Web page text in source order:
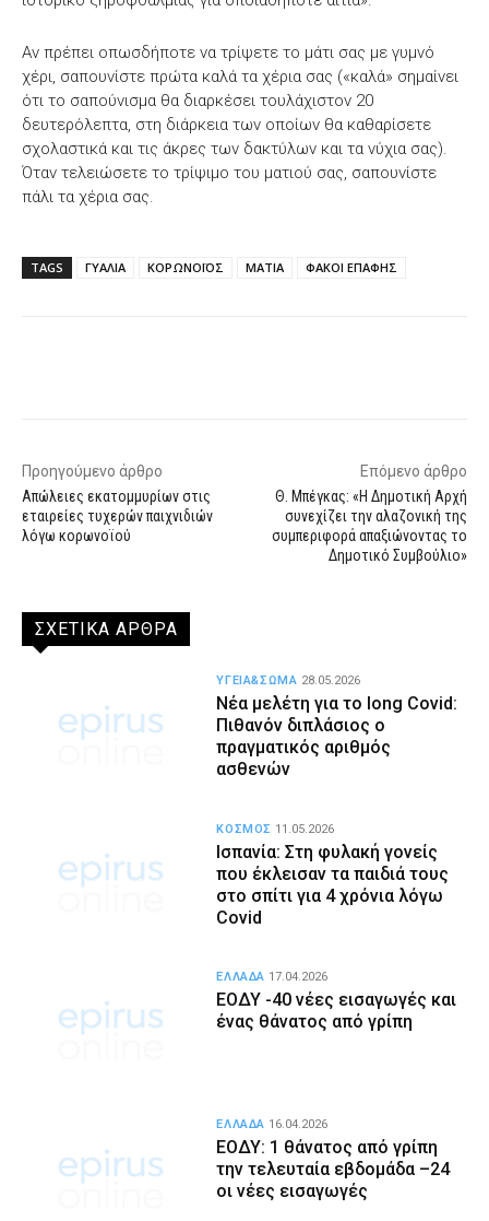
Αν πρέπει οπωσδήποτε να τρίψετε το μάτι σας με γυμνό
χέρι, σαπουνίστε πρώτα καλά τα χέρια σας («καλά» σημαίνει
ότι το σαπούνισμα θα διαρκέσει τουλάχιστον 20
δευτερόλεπτα, στη διάρκεια των οποίων θα καθαρίσετε
σχολαστικά και τις άκρες των δακτύλων και τα νύχια σας).
Όταν τελειώσετε το τρίψιμο του ματιού σας, σαπουνίστε
πάλι τα χέρια σας.
TAGS ΓΥΑΛΙΑ ΚΟΡΩΝΟΪΟΣ ΜΑΤΙΑ ΦΑΚΟΙ ΕΠΑΦΗΣ
Προηγούμενο άρθρο
Απώλειες εκατομμυρίων στις
εταιρείες τυχερών παιχνιδιών
λόγω κορωνοϊού
Επόμενο άρθρο
Θ. Μπέγκας: «Η Δημοτική Αρχή
συνεχίζει την αλαζονική της
συμπεριφορά απαξιώνοντας το
Δημοτικό Συμβούλιο»
ΣΧΕΤΙΚΑ ΑΡΘΡΑ
Νέα μελέτη για το long Covid:
Πιθανόν διπλάσιος ο
πραγματικός αριθμός
ασθενών
ΥΓΕΙΑ&ΣΩΜΑ 28.05.2026
Ισπανία: Στη φυλακή γονείς
που έκλεισαν τα παιδιά τους
στο σπίτι για 4 χρόνια λόγω
Covid
ΚΟΣΜΟΣ 11.05.2026
ΕΟΔΥ -40 νέες εισαγωγές και
ένας θάνατος από γρίπη
ΕΛΛΑΔΑ 17.04.2026
ΕΟΔΥ: 1 θάνατος από γρίπη
την τελευταία εβδομάδα –24
οι νέες εισαγωγές
ΕΛΛΑΔΑ 16.04.2026